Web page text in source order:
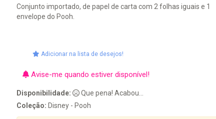
Conjunto importado, de papel de carta com 2 folhas iguais e 1
envelope do Pooh.
Adicionar na lista de desejos!
Avise-me quando estiver disponível!
Disponibilidade:
Que pena! Acabou...
Coleção: Disney - Pooh